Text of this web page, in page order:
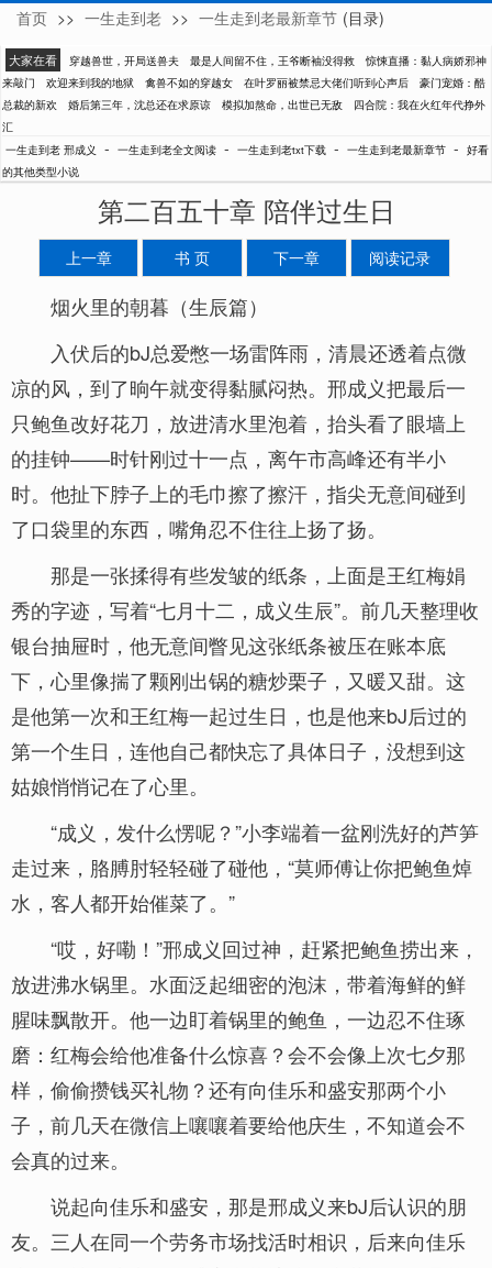
邢成义
首页 >> 一生走到老 >> 一生走到老最新章节 (目录)
大家在看 穿越兽世，开局送兽夫 最是人间留不住，王爷断袖没得救
惊悚直播：黏人病娇邪神
来敲门
欢迎来到我的地狱 禽兽不如的穿越女 在叶罗丽被禁忌大佬们听到心声后
豪门宠婚：酷
总裁的新欢
婚后第三年，沈总还在求原谅 模拟加熬命，出世已无敌
四合院：我在火红年代挣外
汇
一生走到老 邢成义
- 一生走到老全文阅读 - 一生走到老txt下载 - 一生走到老最新章节 - 好看
的其他类型小说
第二百五十章 陪伴过生日
上一章 书 页 下一章 阅读记录
烟火里的朝暮（生辰篇）
入伏后的bJ总爱憋一场雷阵雨，清晨还透着点微
凉的风，到了晌午就变得黏腻闷热。邢成义把最后一
只鲍鱼改好花刀，放进清水里泡着，抬头看了眼墙上
的挂钟——时针刚过十一点，离午市高峰还有半小
时。他扯下脖子上的毛巾擦了擦汗，指尖无意间碰到
了口袋里的东西，嘴角忍不住往上扬了扬。
那是一张揉得有些发皱的纸条，上面是王红梅娟
秀的字迹，写着“七月十二，成义生辰”。前几天整理收
银台抽屉时，他无意间瞥见这张纸条被压在账本底
下，心里像揣了颗刚出锅的糖炒栗子，又暖又甜。这
是他第一次和王红梅一起过生日，也是他来bJ后过的
第一个生日，连他自己都快忘了具体日子，没想到这
姑娘悄悄记在了心里。
“成义，发什么愣呢？”小李端着一盆刚洗好的芦笋
走过来，胳膊肘轻轻碰了碰他，“莫师傅让你把鲍鱼焯
水，客人都开始催菜了。”
“哎，好嘞！”邢成义回过神，赶紧把鲍鱼捞出来，
放进沸水锅里。水面泛起细密的泡沫，带着海鲜的鲜
腥味飘散开。他一边盯着锅里的鲍鱼，一边忍不住琢
磨：红梅会给他准备什么惊喜？会不会像上次七夕那
样，偷偷攒钱买礼物？还有向佳乐和盛安那两个小
子，前几天在微信上嚷嚷着要给他庆生，不知道会不
会真的过来。
说起向佳乐和盛安，那是邢成义来bJ后认识的朋
友。三人在同一个劳务市场找活时相识，后来向佳乐